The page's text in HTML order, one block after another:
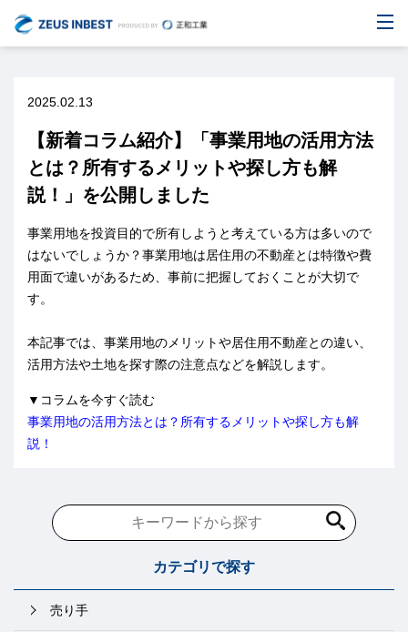
2025.02.13
【新着コラム紹介】「事業用地の活用方法
とは？所有するメリットや探し方も解
説！」を公開しました
事業用地を投資目的で所有しようと考えている方は多いので
はないでしょうか？事業用地は居住用の不動産とは特徴や費
用面で違いがあるため、事前に把握しておくことが大切で
す。
本記事では、事業用地のメリットや居住用不動産との違い、
活用方法や土地を探す際の注意点などを解説します。
▼コラムを今すぐ読む
事業用地の活用方法とは？所有するメリットや探し方も解
説！
カテゴリで探す
売り手